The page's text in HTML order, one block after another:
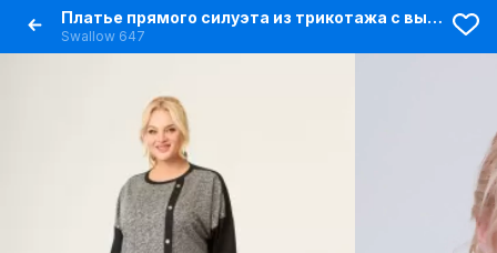
Платье прямого силуэта из трикотажа с вытачками и карманом
Swallow 647